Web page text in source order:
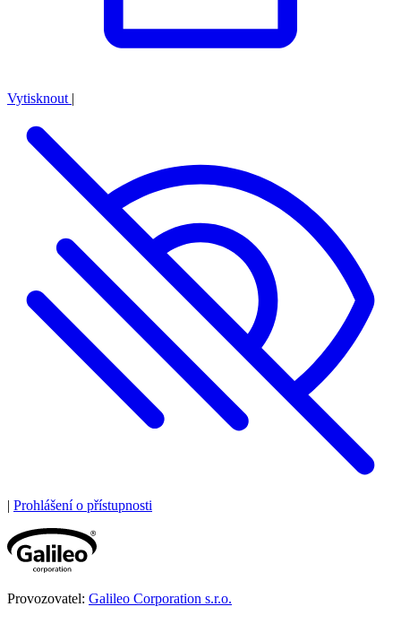
Vytisknout
Prohlášení o přístupnosti
Provozovatel: Galileo Corporation s.r.o.